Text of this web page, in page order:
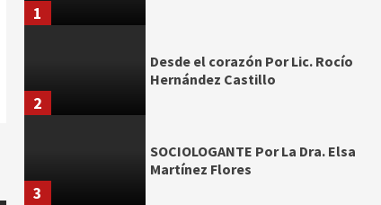
1
2
Desde el corazón Por Lic. Rocío
Hernández Castillo
3
SOCIOLOGANTE Por La Dra. Elsa
Martínez Flores